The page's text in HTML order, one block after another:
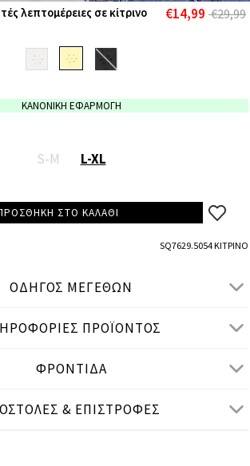
λεπτομέρειες σε κίτρινο €14,99 €29,99
ΚΑΝΟΝΙΚΗ ΕΦΑΡΜΟΓΗ
S-M L-XL
ΣΤΟ ΚΑΛΑΘΙ
SQ7629.5054 ΚΙΤΡΙΝΟ
ΟΔΗΓΟΣ ΜΕΓΕΘΩΝ
S-M L-XL
ΠΡΟΪΟΝΤΟΣ
ΦΡΟΝΤΙΔΑ
& ΕΠΙΣΤΡΟΦΕΣ